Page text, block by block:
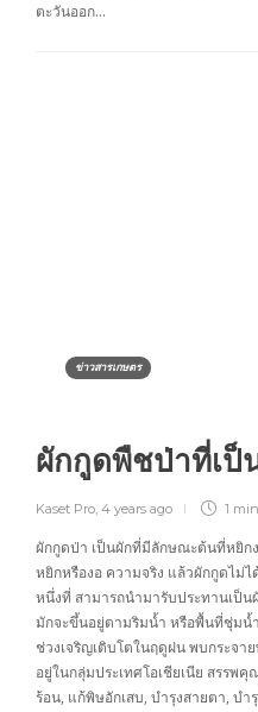
ตะวันออก…
ข่าวสารเกษตร
ผักกูดพืชป่าที่เป็
Kaset Pro, 4 years ago 1 min
ผักกูดป่า เป็นผักที่มีลักษณะต้นที่หยิกง
หยิกหรืองอ ความจริง แล้วผักกูดไม่
หนึ่งที่ สามารถนำมารับประทานเป็
มักจะขึ้นอยู่ตามริมน้ำ หรือพื้นที่ชุ่มน้
ช่วงเจริญเติบโตในฤดูฝน พบกระจา
อยู่ในกลุ่มประเทศโอเชียเนีย สรร
ร้อน, แก้พิษอักเสบ, บำรุงสายตา, บ